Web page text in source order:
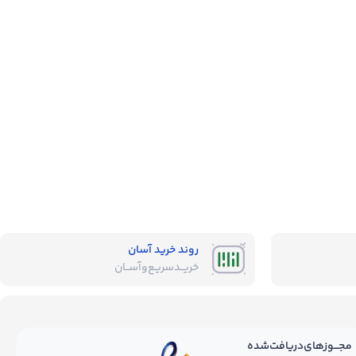
روند خرید آسان
خریــد‌سریـع‌و‌آســان
مجـــوز‌های‌دریافت‌شده